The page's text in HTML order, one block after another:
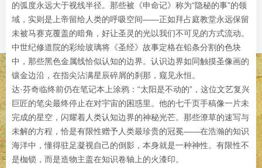
的弧度永远大于视线半径。那些被《申命记》称为“隐秘的事”的领
域，实则是上帝留给人类的呼吸空间——正如拜占庭教堂永远保留
未被马赛克覆盖的暗角，好让圣灵的光以我们不可见的方式流动。
中世纪修道院的彩绘玻璃将《圣经》故事定格在铅条分割的色块
中，那些黑色金属线恰似认知的边界。认识边界如同触摸圣像画的
镶金边沿，在指尖沾满星辰碎屑的刹那，窥见永恒。
达·芬奇临终前仍在笔记本上涂鸦：“太阳是不动的”，这位文艺复兴
巨匠的笔尖最终停止在对宇宙的困惑里。他的七千页手稿像一片未
完成的星空，闪耀着人类认知边界的神秘光芒。那些潦草的速写与
未解的方程，恰是有限性赠予人类最珍贵的冠冕——在浩瀚的知识
海洋中，懂得驻足凝视自己的倒影，本身就是一种神性。有限性不
是枷锁，而是造物主盖在知识卷轴上的火漆印。